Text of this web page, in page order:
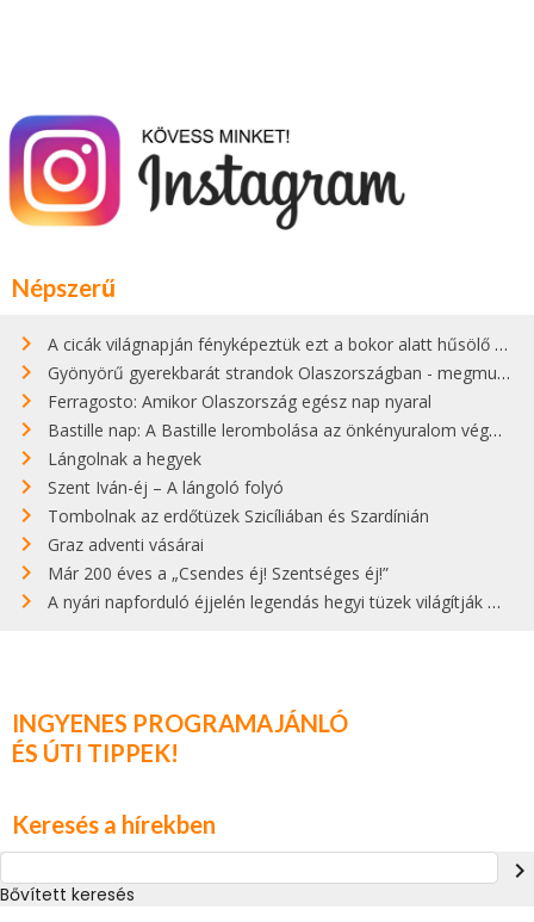
Népszerű
A cicák világnapján fényképeztük ezt a bokor alatt hűsölő cicát Kisorosziban
Gyönyörű gyerekbarát strandok Olaszországban - megmutatjuk a 15 legjobbat
Ferragosto: Amikor Olaszország egész nap nyaral
Bastille nap: A Bastille lerombolása az önkényuralom végét jelentette
Lángolnak a hegyek
Szent Iván-éj – A lángoló folyó
Tombolnak az erdőtüzek Szicíliában és Szardínián
Graz adventi vásárai
Már 200 éves a „Csendes éj! Szentséges éj!”
A nyári napforduló éjjelén legendás hegyi tüzek világítják meg Zugspitzét
INGYENES PROGRAMAJÁNLÓ
ÉS ÚTI TIPPEK!
Keresés a hírekben
navigate_next
Bővített keresés